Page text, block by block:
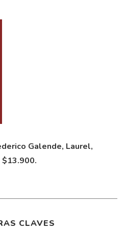
Galende, Laurel,
CLAVES